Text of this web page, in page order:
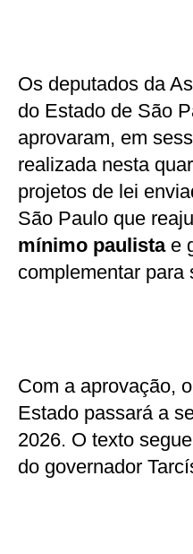
Os deputados da
do Estado de São
aprovaram, em
realizada nesta
projetos de lei
São Paulo que
mínimo paulistae
complementar para
Com a aprovação,
Estado passará a
2026. O texto
do governador